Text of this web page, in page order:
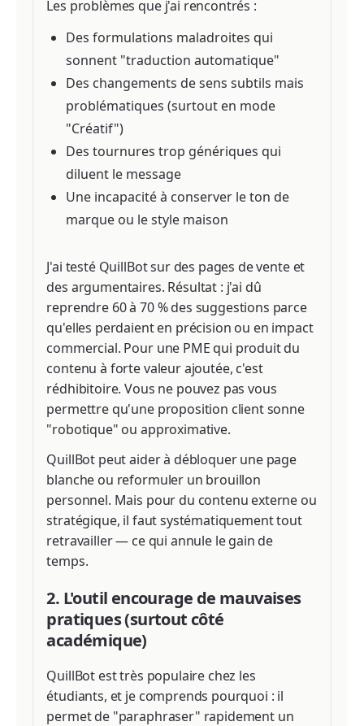
Les problèmes que j'ai rencontrés :
Des formulations maladroites qui
sonnent "traduction automatique"
Des changements de sens subtils mais
problématiques (surtout en mode
"Créatif")
Des tournures trop génériques qui
diluent le message
Une incapacité à conserver le ton de
marque ou le style maison
J'ai testé QuillBot sur des pages de vente et
des argumentaires. Résultat : j'ai dû
reprendre 60 à 70 % des suggestions parce
qu'elles perdaient en précision ou en impact
commercial. Pour une PME qui produit du
contenu à forte valeur ajoutée, c'est
rédhibitoire. Vous ne pouvez pas vous
permettre qu'une proposition client sonne
"robotique" ou approximative.
QuillBot peut aider à débloquer une page
blanche ou reformuler un brouillon
personnel. Mais pour du contenu externe ou
stratégique, il faut systématiquement tout
retravailler — ce qui annule le gain de
temps.
2. L'outil encourage de mauvaises
pratiques (surtout côté
académique)
QuillBot est très populaire chez les
étudiants, et je comprends pourquoi : il
permet de "paraphraser" rapidement un